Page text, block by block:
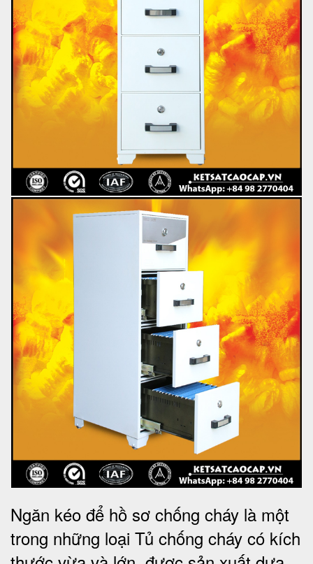
Ngăn kéo để hồ sơ chống cháy là một
trong những loại Tủ chống cháy có kích